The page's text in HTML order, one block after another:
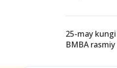
25-may
BMBA